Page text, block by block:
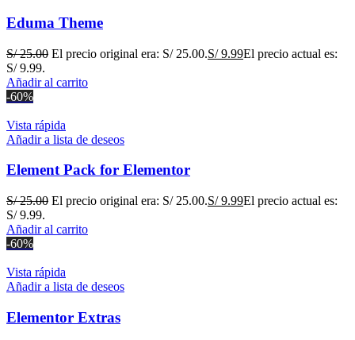
Eduma Theme
S/25.00 El precio original era: S/ 25.00.S/9.99El precio actual es:
S/ 9.99.
Añadir al carrito
-60%
Vista rápida
Añadir a lista de deseos
Element Pack for Elementor
S/25.00 El precio original era: S/ 25.00.S/9.99El precio actual es:
S/ 9.99.
Añadir al carrito
-60%
Vista rápida
Añadir a lista de deseos
Elementor Extras